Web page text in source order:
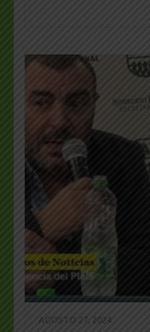
AGOSTO 27, 2024